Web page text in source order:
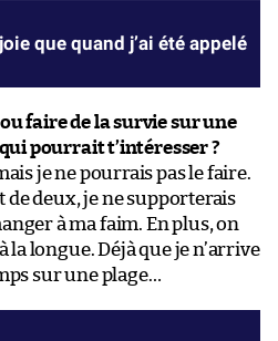
que quand j’ai été appelé
ou faire de la survie sur une
pourrait t’intéresser ?
je ne pourrais pas le faire.
de deux, je ne supporterais
à ma faim. En plus, on
la longue. Déjà que je n’arrive
sur une plage…